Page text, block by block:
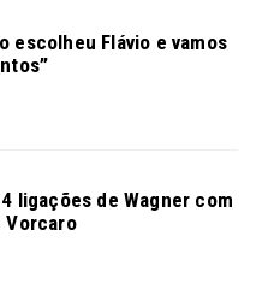
escolheu Flávio e vamos
ligações de Wagner com
Vorcaro